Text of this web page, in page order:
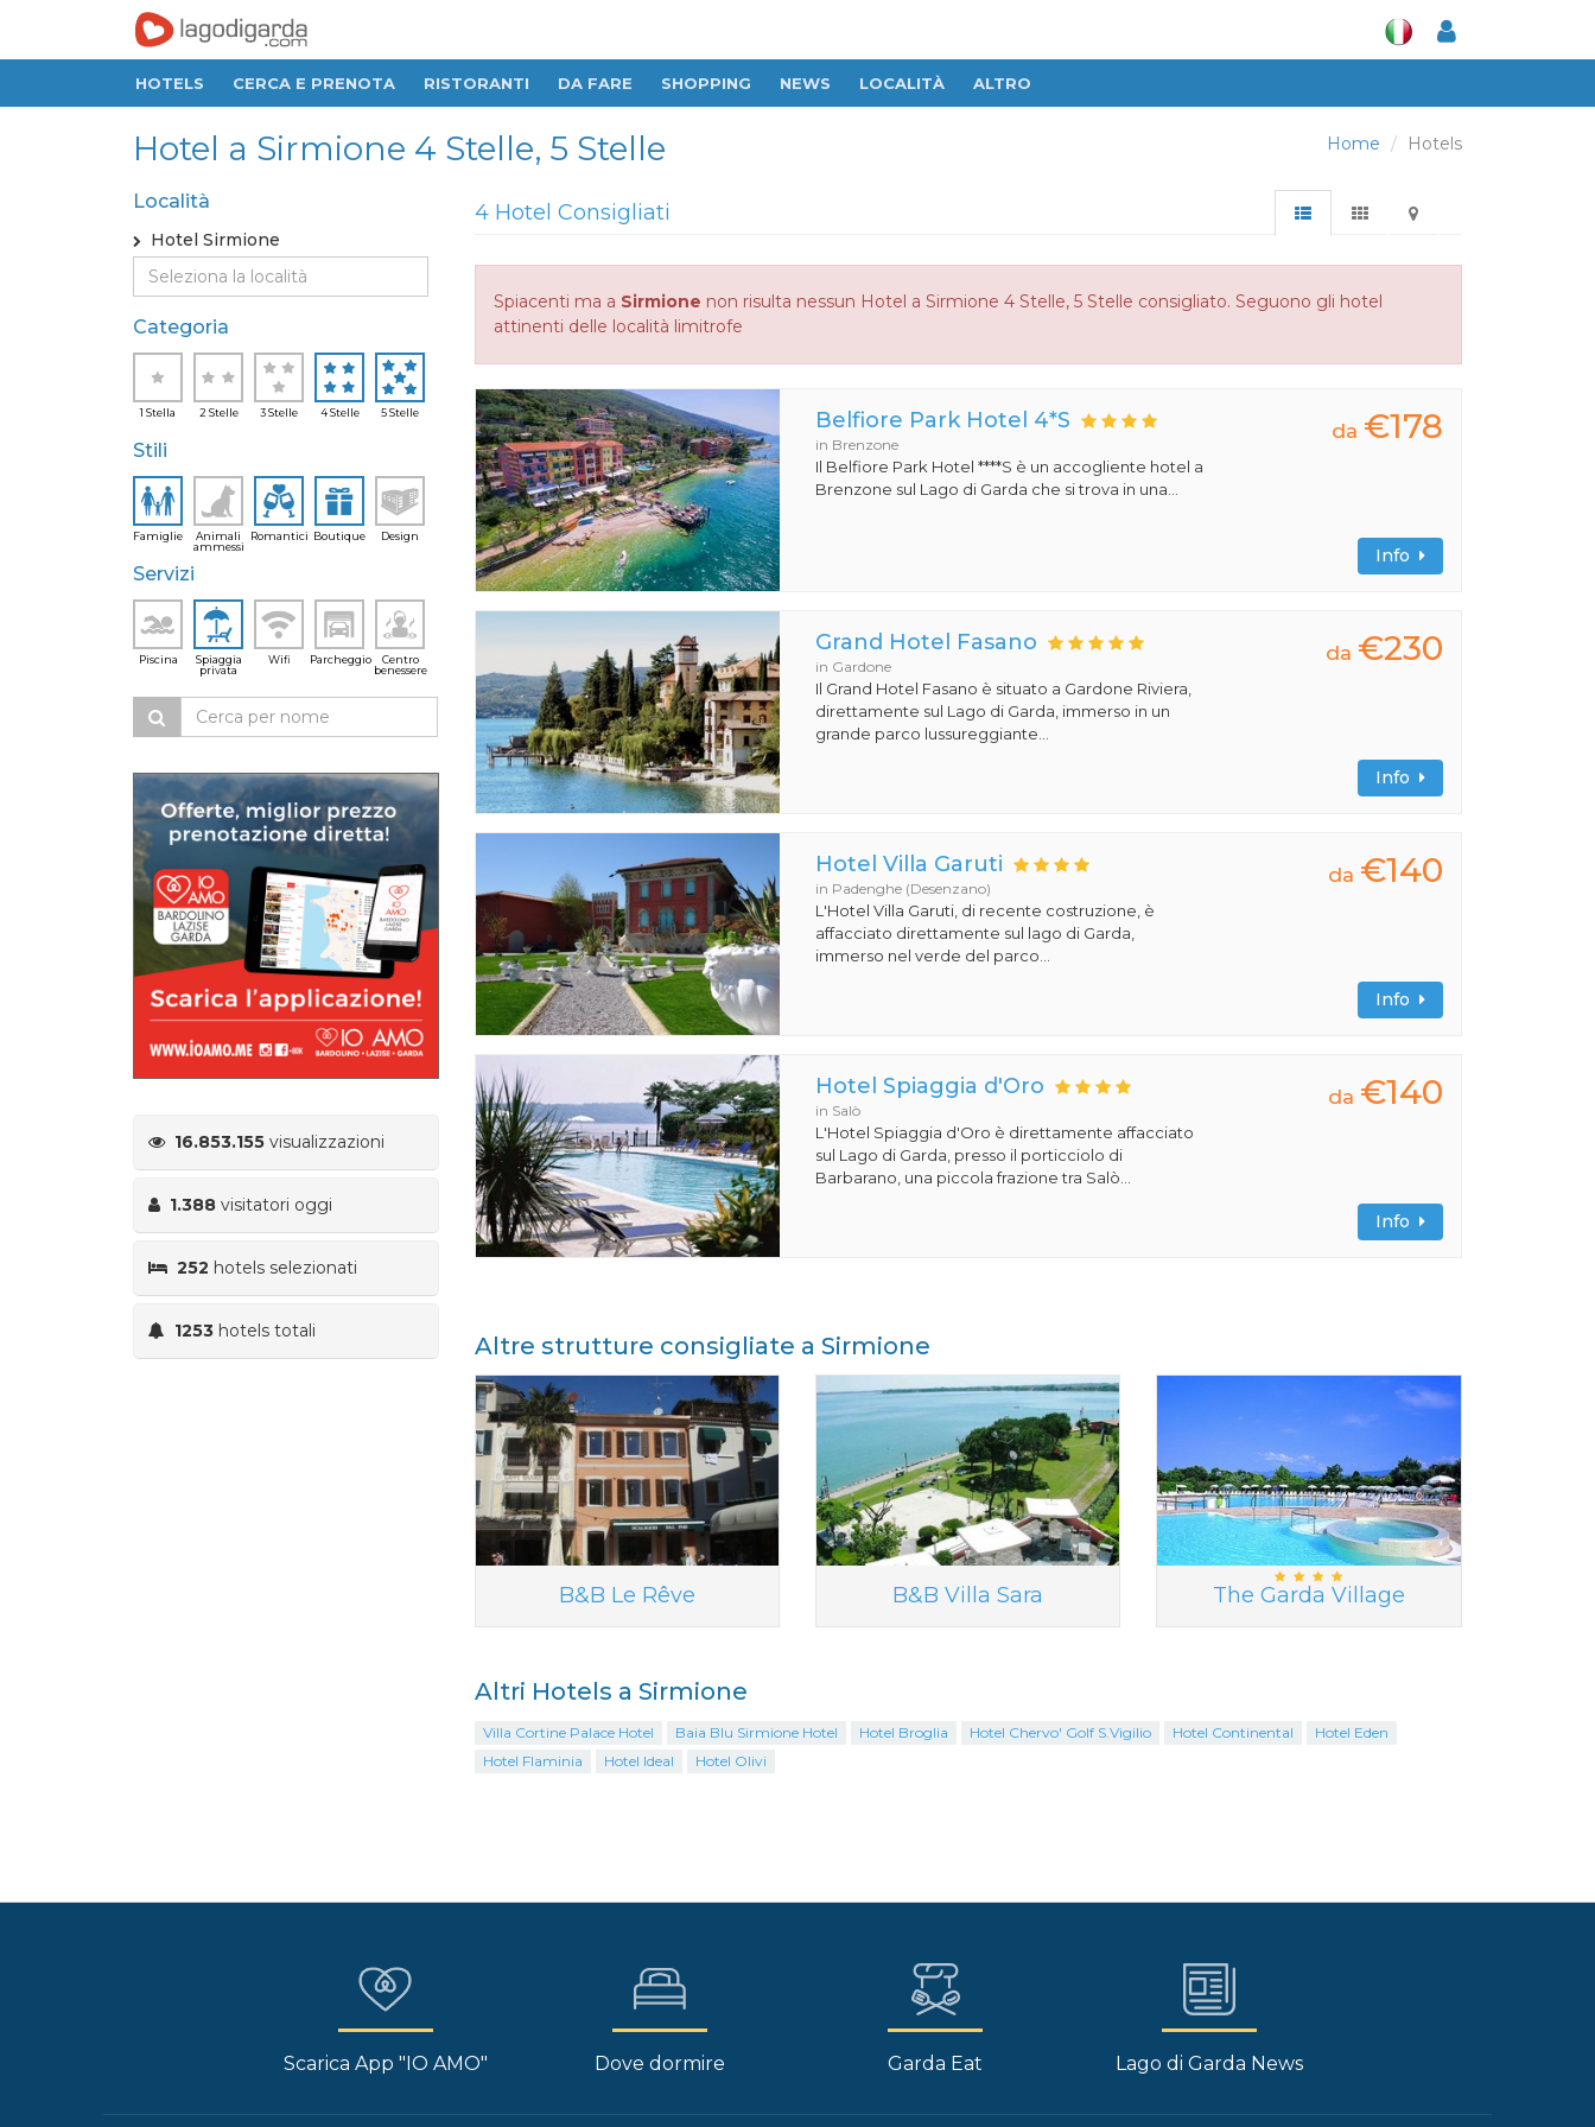
HOTELS CERCA E PRENOTA RISTORANTI DA FARE SHOPPING NEWS LOCALITÀ ALTRO
Home Hotels
Hotel a Sirmione 4 Stelle, 5 Stelle
Località
Hotel Sirmione
Categoria
1 Stella 2 Stelle 3 Stelle 4 Stelle 5 Stelle
Stili
Famiglie
Animali
ammessi
Romantici Boutique Design
Servizi
Piscina
Spiaggia
privata
Wifi Parcheggio
Centro
benessere
16.853.155 visualizzazioni
1.388 visitatori oggi
252 hotels selezionati
1253 hotels totali
4 Hotel Consigliati
Spiacenti ma a Sirmione non risulta nessun Hotel a Sirmione 4 Stelle, 5 Stelle consigliato. Seguono gli hotel
attinenti delle località limitrofe
Belfiore Park Hotel 4*S
in Brenzone
Il Belfiore Park Hotel ****S è un accogliente hotel a
Brenzone sul Lago di Garda che si trova in una...
da €178
Info
Grand Hotel Fasano
in Gardone
Il Grand Hotel Fasano è situato a Gardone Riviera,
direttamente sul Lago di Garda, immerso in un
grande parco lussureggiante...
da €230
Info
Hotel Villa Garuti
in Padenghe (Desenzano)
L'Hotel Villa Garuti, di recente costruzione, è
affacciato direttamente sul lago di Garda,
immerso nel verde del parco...
da €140
Info
Hotel Spiaggia d'Oro
in Salò
L'Hotel Spiaggia d'Oro è direttamente affacciato
sul Lago di Garda, presso il porticciolo di
Barbarano, una piccola frazione tra Salò...
da €140
Info
Altre strutture consigliate a Sirmione
B&B Le Rêve B&B Villa Sara The Garda Village
Altri Hotels a Sirmione
Villa Cortine Palace Hotel Baia Blu Sirmione Hotel Hotel Broglia Hotel Chervo' Golf S.Vigilio Hotel Continental
Hotel Eden
Hotel Flaminia
Hotel Ideal Hotel Olivi
Scarica App "IO AMO" Dove dormire Garda Eat Lago di Garda News